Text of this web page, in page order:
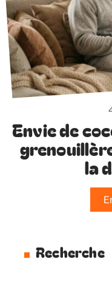
Envie de
la
Recherche